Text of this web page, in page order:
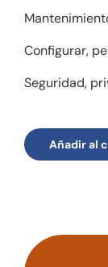
Configurar,
Seguridad,
Añadir al